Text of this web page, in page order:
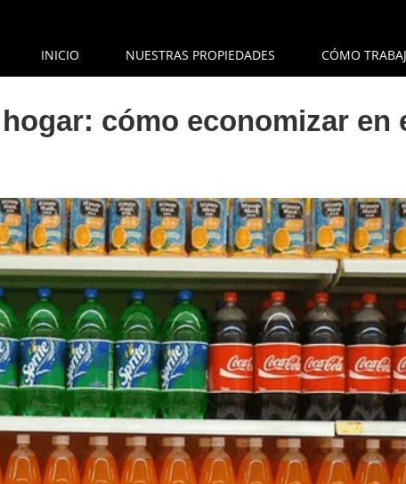
INICIO NUESTRAS PROPIEDADES CÓMO
cómo economizar en